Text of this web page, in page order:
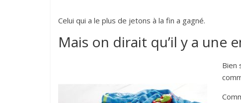
Celui qui a le plus de jetons à la fin a gagné.
Mais on dirait qu’il y a une
Bien